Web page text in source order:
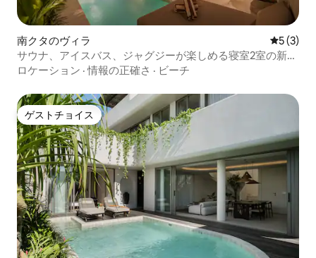
南クタのヴィラ レビュー
5 (3)
サウナ、アイスバス、ジャグジーが楽しめる寝室2室の新築
ヴィラ - ビギン
ロケーション ·情報の正確さ · ビーチ
ゲストチョイス
ゲストチョイス